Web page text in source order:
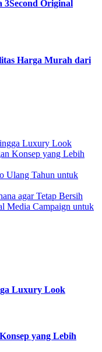
3Second Original
Harga Murah dari
Luxury Look
Konsep yang Lebih
Ulang Tahun untuk
agar Tetap Bersih
Media Campaign untuk
Luxury Look
yang Lebih